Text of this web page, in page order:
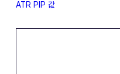
ATR PIP 값